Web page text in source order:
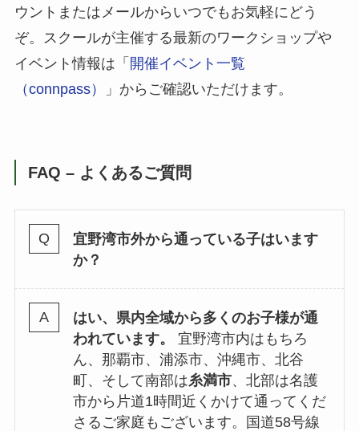
ウントまたはメールからいつでもお気軽にどう
ぞ。スクールが主催する最新のワークショップや
イベント情報は「 開催イベント一覧
（connpass）
」からご確認いただけます。
FAQ – よくあるご質問
宜野湾市外から通っている子はいます
か？
はい、県内全域から多くのお子様が通
われています。
宜野湾市内はもちろ
ん、那覇市、浦添市、沖縄市、北谷
町、そして南部は糸満市、北部は名護
市から片道1時間近くかけて通ってくだ
さるご家庭もございます。国道58号線